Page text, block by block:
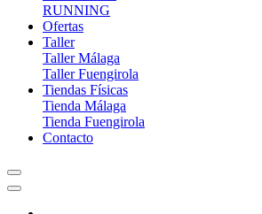
RUNNING
Ofertas
Taller
Taller Málaga
Taller Fuengirola
Tiendas Físicas
Tienda Málaga
Tienda Fuengirola
Contacto